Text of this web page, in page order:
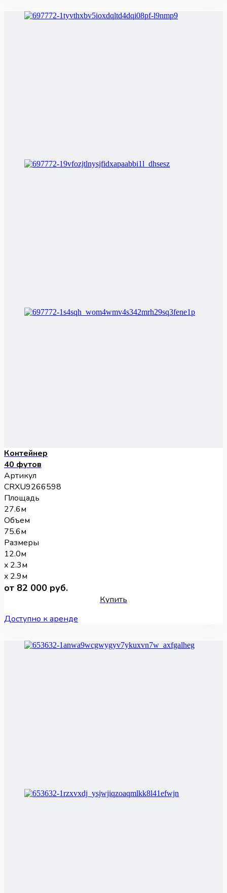
Контейнер
40 футов
Артикул
CRXU9266598
Площадь
27.6м
Объем
75.6м
Размеры
12.0м
x 2.3м
x 2.9м
от 82 000 руб.
Купить
Доступно к аренде